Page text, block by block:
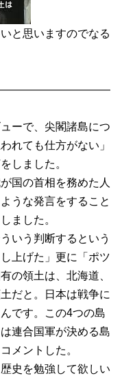
と思いますのでなる
ーで、尖閣諸島につ
れても仕方がない」
しました。
国の首相を務めた人
うな発言をすること
ました。
いう判断するという
上げた」更に「ポツ
の領土は、北海道、
だと。日本は戦争に
です。この4つの島
連合国軍が決める島
メントした。
史を勉強して欲しい